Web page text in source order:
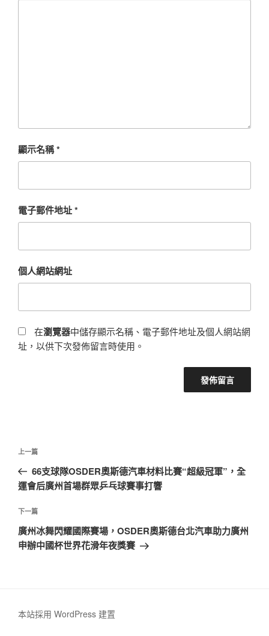
顯示名稱*
電子郵件地址*
個人網站網址
在瀏覽器中儲存顯示名稱、電子郵件地址及個人網站網
址，以供下次發佈留言時使用。
文
導
覽
上
一
篇
章
上一篇
66支球隊OSDER奧斯德汽車材料比賽“超級冠軍”，全
運會后廣州首場群眾乒乓球賽事打響
下
一
篇
下一篇
廣州冰舞閃耀國際賽場，OSDER奧斯德台北汽車助力廣州
申辦中國杯世界花滑年夜獎賽
本站採用 WordPress 建置